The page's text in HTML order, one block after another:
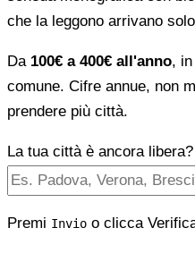
che la leggono arrivano
Da 100€ a 400€ all'anno,
comune. Cifre annue, non
prendere più città.
La tua città è ancora libera?
Premi Invio o clicca